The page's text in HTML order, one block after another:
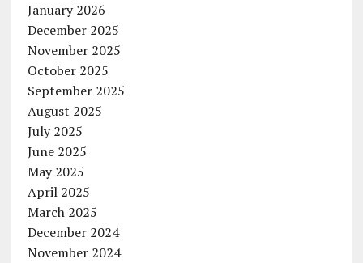
January 2026
December 2025
November 2025
October 2025
September 2025
August 2025
July 2025
June 2025
May 2025
April 2025
March 2025
December 2024
November 2024